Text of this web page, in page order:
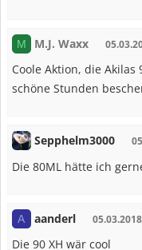
M M.J. Waxx
Coole Aktion, die
schöne Stunden
Sepphelm3000
Die 80ML hätte ich
A aanderl 05.03.2018
Die 90 XH wär cool